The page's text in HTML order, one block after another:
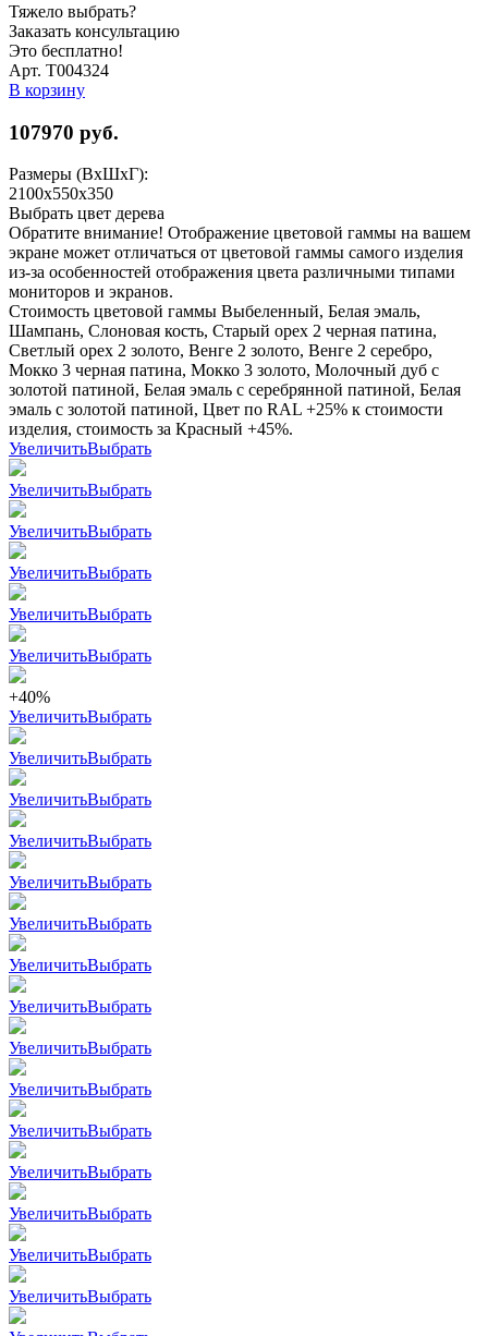
Тяжело выбрать?
Заказать консультацию
Это бесплатно!
Арт. Т004324
В корзину
107970 руб.
Размеры (ВхШхГ):
2100x550x350
Выбрать цвет дерева
Обратите внимание! Отображение цветовой гаммы на вашем
экране может отличаться от цветовой гаммы самого изделия
из-за особенностей отображения цвета различными типами
мониторов и экранов.
Стоимость цветовой гаммы Выбеленный, Белая эмаль,
Шампань, Слоновая кость, Старый орех 2 черная патина,
Светлый орех 2 золото, Венге 2 золото, Венге 2 серебро,
Мокко 3 черная патина, Мокко 3 золото, Молочный дуб с
золотой патиной, Белая эмаль с серебрянной патиной, Белая
эмаль с золотой патиной, Цвет по RAL +25% к стоимости
изделия, стоимость за Красный +45%.
УвеличитьВыбрать
УвеличитьВыбрать
УвеличитьВыбрать
УвеличитьВыбрать
УвеличитьВыбрать
УвеличитьВыбрать
+40%
УвеличитьВыбрать
УвеличитьВыбрать
УвеличитьВыбрать
УвеличитьВыбрать
УвеличитьВыбрать
УвеличитьВыбрать
УвеличитьВыбрать
УвеличитьВыбрать
УвеличитьВыбрать
УвеличитьВыбрать
УвеличитьВыбрать
УвеличитьВыбрать
УвеличитьВыбрать
УвеличитьВыбрать
УвеличитьВыбрать